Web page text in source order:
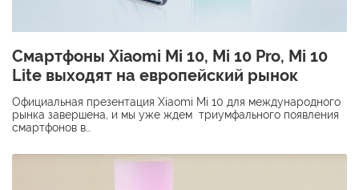
Смартфоны Xiaomi Mi 10, Mi 10 Pro, Mi 10
Lite выходят на европейский рынок
Официальная презентация Xiaomi Mi 10 для международного
рынка завершена, и мы уже ждем триумфального появления
смартфонов в…